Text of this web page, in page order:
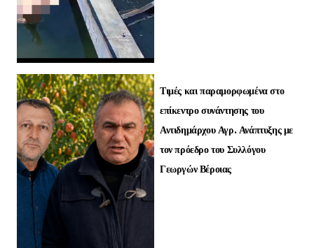
Τιμές και παραμορφωμένα στο
επίκεντρο συνάντησης του
Αντιδημάρχου Αγρ. Ανάπτυξης με
τον πρόεδρο του Συλλόγου
Γεωργών Βέροιας